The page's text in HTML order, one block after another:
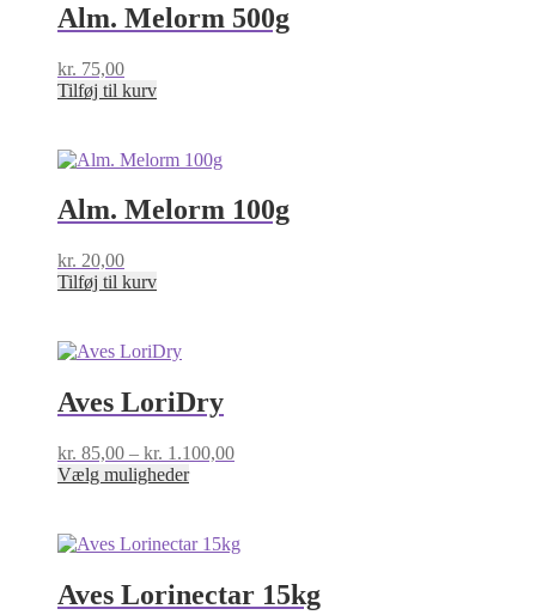
Alm. Melorm 500g
kr. 75,00
Tilføj til kurv
Alm. Melorm 100g
kr. 20,00
Tilføj til kurv
Aves LoriDry
kr. 85,00 – kr. 1.100,00Prisinterval:
Vælg mulighederDette
flere
varianter.
Mulighederne
kan
Aves Lorinectar 15kg